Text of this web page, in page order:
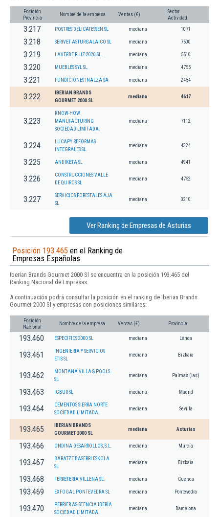
Posición
Provincia
Nombre de la empresa Ventas (€)
Sector
Actividad
3.217 POSTRES DELICATESSEN SL mediana 1071
3.218 SERIVET ASTURGALAICO SL mediana 7500
3.219 LAVERDE RUIZ 2020 SL. mediana 5510
3.220 MUEBLES SYL SL mediana 4755
3.221 FUNDICIONES INALZA SA mediana 2454
3.222
IBERIAN BRANDS
GOURMET 2000 SL
mediana 4617
3.223
KNOW-HOW
MANUFACTURING
SOCIEDAD LIMITADA.
mediana 7112
3.224
LUCAPY REFORMAS
INTEGRALES SL.
mediana 4324
3.225 ANDIKETA SL mediana 4941
3.226
CONSTRUCCIONES VALLE
DE QUIROS SL
mediana 4752
3.227
SERVICIOS FORESTALES AJA
SL
mediana 0210
Ver Ranking de Empresas de Asturias
Posición 193.465 en el Ranking de
Empresas Españolas
Iberian Brands Gourmet 2000 Sl se encuentra en la posición 193.465 del
Ranking Nacional de Empresas.
A continuación podrá consultar la posición en el ranking de Iberian Brands
Gourmet 2000 Sl y empresas con posiciones similares:
Posición
Nacional
Nombre de la empresa Ventas (€) Provincia
193.460 ESPECIFICS 2000 SL mediana Lérida
193.461
INGENIERIA Y SERVICIOS
ETIS SL
mediana Bizkaia
193.462
MONTANA VILLA & POOLS
SL
mediana Palmas (las)
193.463 IGBUR SL mediana Madrid
193.464
CEMENTOS SIERRA NORTE
SOCIEDAD LIMITADA.
mediana Sevilla
193.465
IBERIAN BRANDS
GOURMET 2000 SL
mediana Asturias
193.466 ONDINA DESARROLLOS, S.L. mediana Murcia
193.467
BARATZE BASERRI ESKOLA
SL
mediana Bizkaia
193.468 FERRETERIA VILLENA SL. mediana Cuenca
193.469 EXFOGAL PONTEVEDRA SL mediana Pontevedra
193.470
PERRIER ASISTENCIA IBERIA
SOCIEDAD LIMITADA.
mediana Barcelona